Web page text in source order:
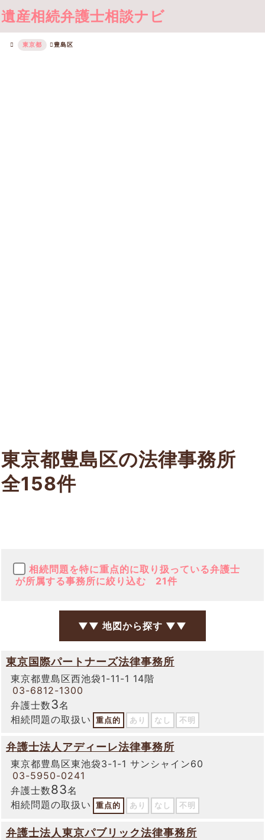
遺産相続弁護士相談ナビ
東京都 豊島区
東京都豊島区の法律事務所
全158件
相続問題を特に重点的に取り扱っている弁護士
が所属する事務所に絞り込む
21件
▼▼ 地図から探す ▼▼
東京国際パートナーズ法律事務所
東京都豊島区西池袋1-11-1 14階
03-6812-1300
弁護士数3名
相続問題の取扱い
重点的 あり なし 不明
弁護士法人アディーレ法律事務所
東京都豊島区東池袋3-1-1 サンシャイン60
03-5950-0241
弁護士数83名
相続問題の取扱い
重点的 あり なし 不明
弁護士法人東京パブリック法律事務所